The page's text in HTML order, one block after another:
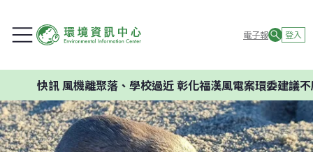
電子報 登入
風機離聚落、學校過近 彰化福漢風電案環委建議不應開發